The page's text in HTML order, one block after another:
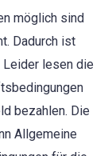
möglich sind
Dadurch ist
lesen die
bezahlen. Die
Allgemeine